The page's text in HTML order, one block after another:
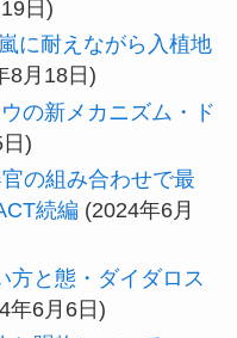
日)
に耐えながら入植地
8月18日)
の新メカニズム・ド
)
の組み合わせで最
続編 (2024年6月
方と態・ダイダロス
年6月6日)